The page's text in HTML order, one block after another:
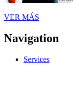
VER MÁS
Navigation
Services